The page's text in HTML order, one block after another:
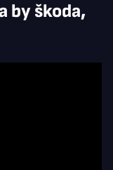
by škoda,